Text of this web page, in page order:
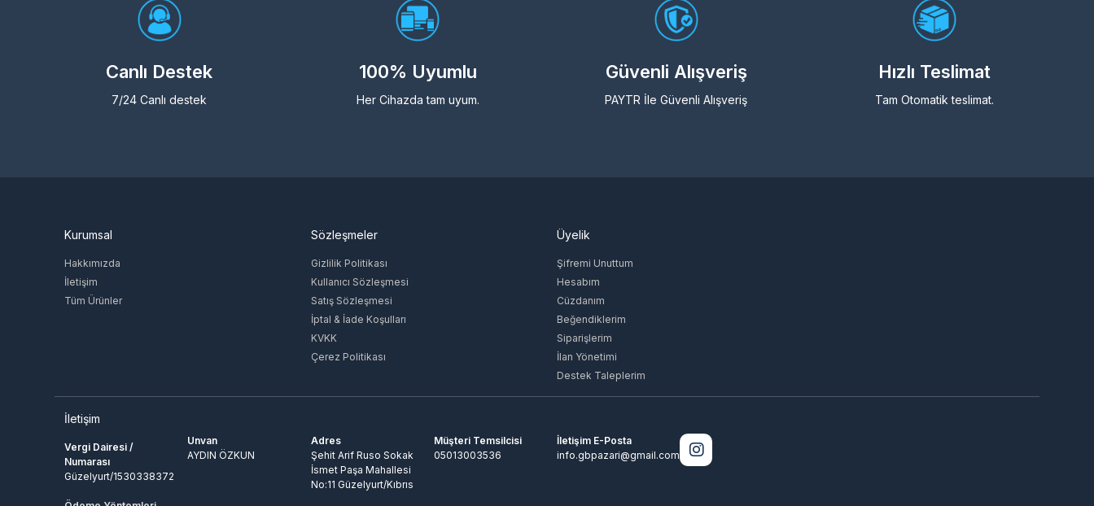
Canlı Destek
7/24 Canlı destek
100% Uyumlu
Her Cihazda tam uyum.
Güvenli Alışveriş
PAYTR İle Güvenli Alışveriş
Hızlı Teslimat
Tam Otomatik teslimat.
Kurumsal
Hakkımızda
İletişim
Tüm Ürünler
Sözleşmeler
Gizlilik Politikası
Kullanıcı Sözleşmesi
Satış Sözleşmesi
İptal & İade Koşulları
KVKK
Çerez Politikası
Üyelik
Şifremi Unuttum
Hesabım
Cüzdanım
Beğendiklerim
Siparişlerim
İlan Yönetimi
Destek Taleplerim
İletişim
Vergi Dairesi /
Numarası
Güzelyurt/1530338372
Unvan
AYDIN ÖZKUN
Adres
Şehit Arif Ruso Sokak
İsmet Paşa Mahallesi
No:11 Güzelyurt/Kıbrıs
Müşteri Temsilcisi
05013003536
İletişim E-Posta
info.gbpazari@gmail.com